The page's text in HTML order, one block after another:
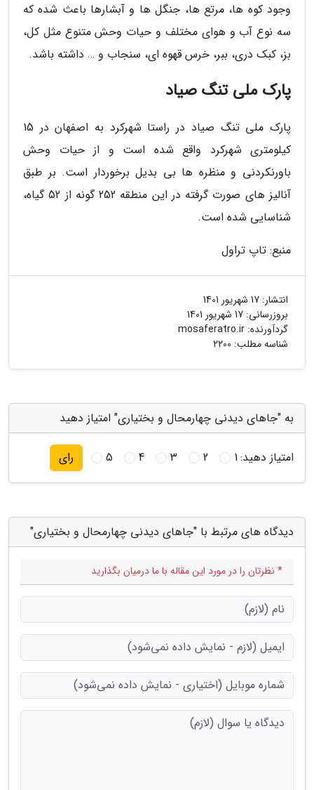
وجود کوه ها، مرتع ها، جنگل ها و آبشارها باعث شده که
سه نوع آب و هوای مختلف و حیات وحش متنوع مثل کل،
بز، کبک دری، ببر، خرس قهوه ای، سنجاب و … داشته باشد.
پارک ملی تنگ صیاد
پارک ملی تنگ صیاد در راستا شهرکرد به اصفهان در 15
کیلومتری شهرکرد واقع شده است و از حیات وحش
باورنکردنی و منظره ها بی بدیل برخوردار است. بر طبق
آنالیز های صورت گرفته در این منطقه 252 گونه از 52 گیاه،
شناسایی شده است.
منبع: تاپ تراول
انتشار: 17 شهریور 1401
بروزرسانی: 17 شهریور 1401
گردآورنده: mosaferatro.ir
شناسه مطلب: 2200
به "جاهای دیدنی چهارمحال و بختیاری" امتیاز دهید
امتیاز دهید:1
2
3
4
5 رای
دیدگاه های مرتبط با "جاهای دیدنی چهارمحال و بختیاری"
* نظرتان را در مورد این مقاله با ما درمیان بگذارید